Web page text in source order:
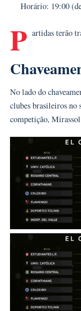
Horário: 19:00
P artidas terão
No lado do
clubes brasileiros no
competição,